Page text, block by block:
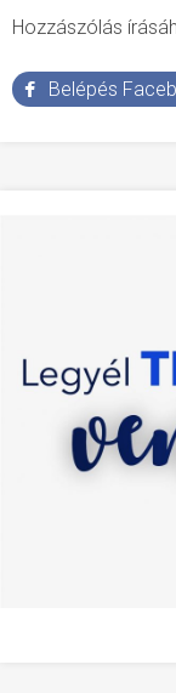
Hozzászólás
Belépés